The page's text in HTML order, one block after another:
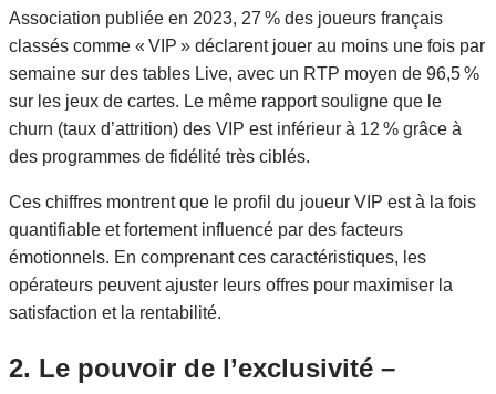
Association publiée en 2023, 27 % des joueurs français
classés comme « VIP » déclarent jouer au moins une fois par
semaine sur des tables Live, avec un RTP moyen de 96,5 %
sur les jeux de cartes. Le même rapport souligne que le
churn (taux d’attrition) des VIP est inférieur à 12 % grâce à
des programmes de fidélité très ciblés.
Ces chiffres montrent que le profil du joueur VIP est à la fois
quantifiable et fortement influencé par des facteurs
émotionnels. En comprenant ces caractéristiques, les
opérateurs peuvent ajuster leurs offres pour maximiser la
satisfaction et la rentabilité.
2. Le pouvoir de l’exclusivité –